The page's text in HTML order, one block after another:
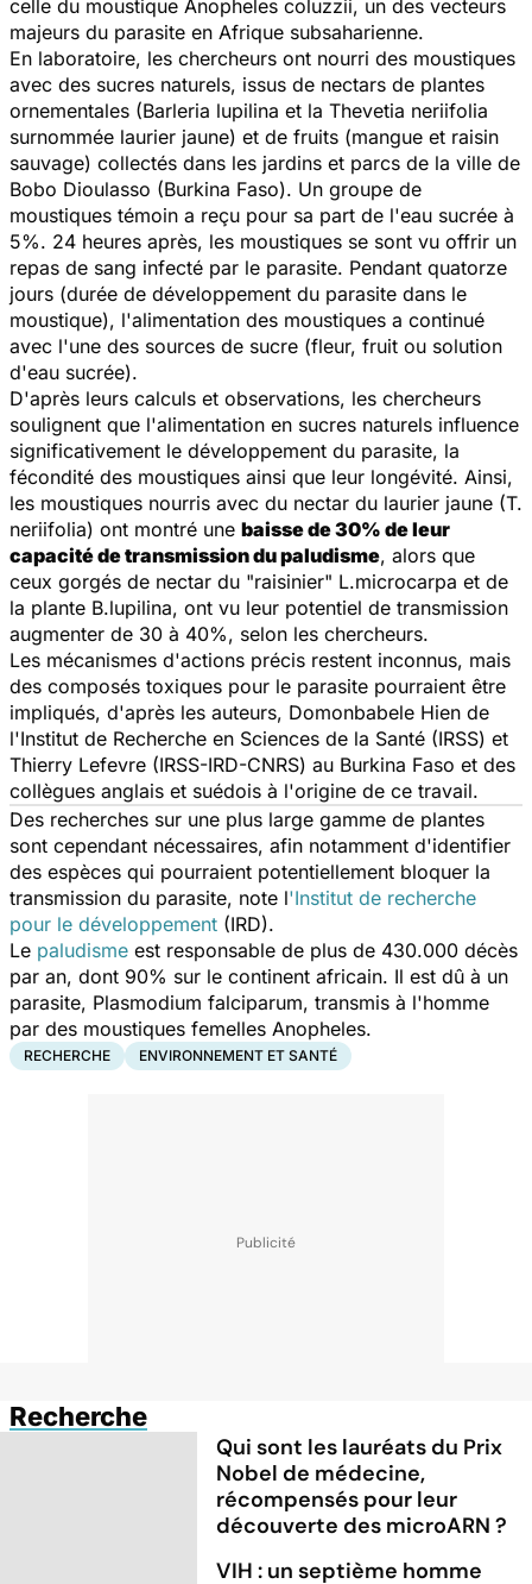
celle du moustique Anopheles coluzzii, un des vecteurs
majeurs du parasite en Afrique subsaharienne.
En laboratoire, les chercheurs ont nourri des moustiques
avec des sucres naturels, issus de nectars de plantes
ornementales (Barleria lupilina et la Thevetia neriifolia
surnommée laurier jaune) et de fruits (mangue et raisin
sauvage) collectés dans les jardins et parcs de la ville de
Bobo Dioulasso (Burkina Faso). Un groupe de
moustiques témoin a reçu pour sa part de l'eau sucrée à
5%. 24 heures après, les moustiques se sont vu offrir un
repas de sang infecté par le parasite. Pendant quatorze
jours (durée de développement du parasite dans le
moustique), l'alimentation des moustiques a continué
avec l'une des sources de sucre (fleur, fruit ou solution
d'eau sucrée).
D'après leurs calculs et observations, les chercheurs
soulignent que l'alimentation en sucres naturels influence
significativement le développement du parasite, la
fécondité des moustiques ainsi que leur longévité. Ainsi,
les moustiques nourris avec du nectar du laurier jaune (T.
neriifolia) ont montré une baisse de 30% de leur
capacité de transmission du paludisme, alors que
ceux gorgés de nectar du "raisinier" L.microcarpa et de
la plante B.lupilina, ont vu leur potentiel de transmission
augmenter de 30 à 40%, selon les chercheurs.
Les mécanismes d'actions précis restent inconnus, mais
des composés toxiques pour le parasite pourraient être
impliqués, d'après les auteurs, Domonbabele Hien de
l'Institut de Recherche en Sciences de la Santé (IRSS) et
Thierry Lefevre (IRSS-IRD-CNRS) au Burkina Faso et des
collègues anglais et suédois à l'origine de ce travail.
Des recherches sur une plus large gamme de plantes
sont cependant nécessaires, afin notamment d'identifier
des espèces qui pourraient potentiellement bloquer la
transmission du parasite, note l'Institut de recherche
pour le développement (IRD).
Le paludisme est responsable de plus de 430.000 décès
par an, dont 90% sur le continent africain. Il est dû à un
parasite, Plasmodium falciparum, transmis à l'homme
par des moustiques femelles Anopheles.
RECHERCHE ENVIRONNEMENT ET SANTÉ
Recherche
Qui sont les lauréats du Prix
Nobel de médecine,
récompensés pour leur
découverte des microARN ?
VIH : un septième homme